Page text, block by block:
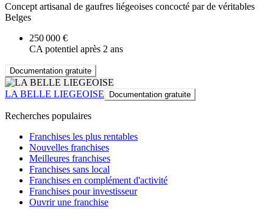
Concept artisanal de gaufres liégeoises concocté par de véritables
Belges
250 000 €
CA potentiel après 2 ans
Documentation gratuite
LA BELLE LIEGEOISE Documentation gratuite
Recherches populaires
Franchises les plus rentables
Nouvelles franchises
Meilleures franchises
Franchises sans local
Franchises en complément d'activité
Franchises pour investisseur
Ouvrir une franchise